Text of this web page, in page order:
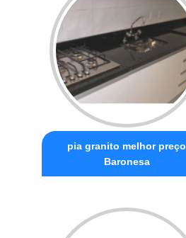
pia granito melhor preço
Baronesa